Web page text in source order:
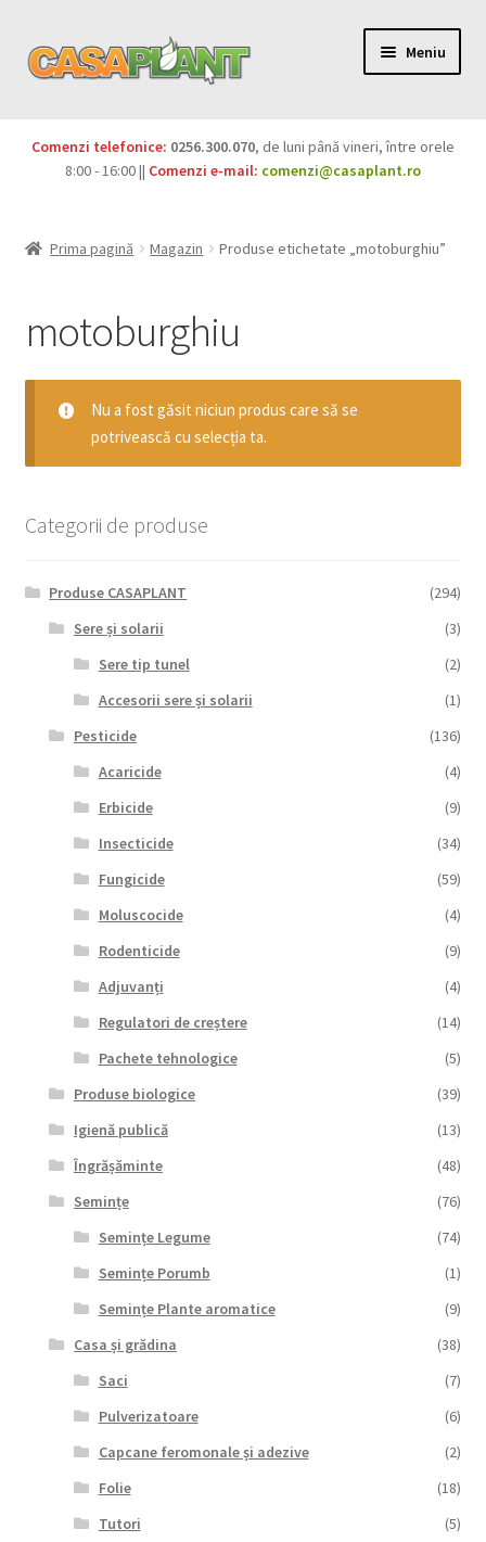
Meniu
Pesticide
Produse BIO
Igienă publică
Casa și grădina
Sere și solarii
Comenzi telefonice: 0256.300.070, de luni până vineri, între orele
8:00 - 16:00 || Comenzi e-mail: comenzi@casaplant.ro
Prima pagină Magazin Produse etichetate „motoburghiu”
motoburghiu
Nu a fost găsit niciun produs care să se
potrivească cu selecția ta.
Categorii de produse
Produse CASAPLANT
(294)
Sere și solarii
(3)
Sere tip tunel
(2)
Accesorii sere și solarii
(1)
Pesticide
(136)
Acaricide
(4)
Erbicide
(9)
Insecticide
(34)
Fungicide
(59)
Moluscocide
(4)
Rodenticide
(9)
Adjuvanți
(4)
Regulatori de creștere
(14)
Pachete tehnologice
(5)
Produse biologice
(39)
Igienă publică
(13)
Îngrășăminte
(48)
Semințe
(76)
Semințe Legume
(74)
Semințe Porumb
(1)
Semințe Plante aromatice
(9)
Casa și grădina
(38)
Saci
(7)
Pulverizatoare
(6)
Capcane feromonale și adezive
(2)
Folie
(18)
Tutori
(5)